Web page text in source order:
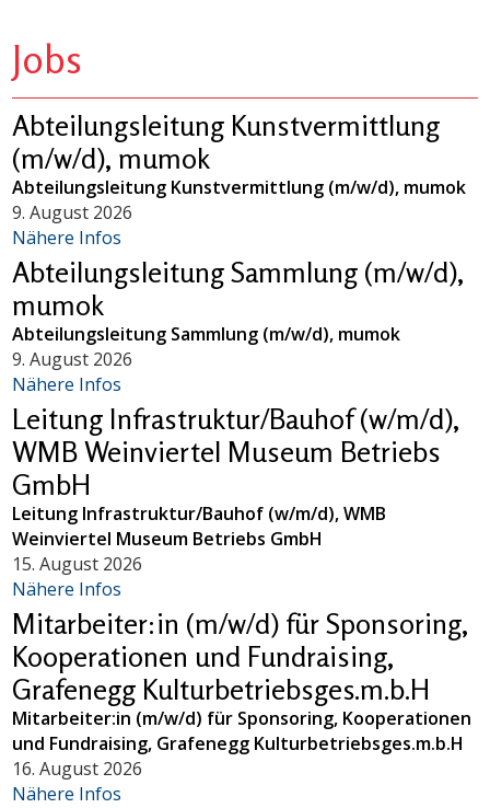
Jobs
Abteilungsleitung Kunstvermittlung
(m/w/d), mumok
Abteilungsleitung Kunstvermittlung (m/w/d), mumok
9. August 2026
Nähere Infos
Abteilungsleitung Sammlung (m/w/d),
mumok
Abteilungsleitung Sammlung (m/w/d), mumok
9. August 2026
Nähere Infos
Leitung Infrastruktur/Bauhof (w/m/d),
WMB Weinviertel Museum Betriebs
GmbH
Leitung Infrastruktur/Bauhof (w/m/d), WMB
Weinviertel Museum Betriebs GmbH
15. August 2026
Nähere Infos
Mitarbeiter:in (m/w/d) für Sponsoring,
Kooperationen und Fundraising,
Grafenegg Kulturbetriebsges.m.b.H
Mitarbeiter:in (m/w/d) für Sponsoring, Kooperationen
und Fundraising, Grafenegg Kulturbetriebsges.m.b.H
16. August 2026
Nähere Infos